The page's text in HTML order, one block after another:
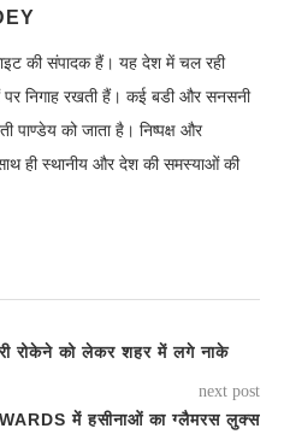
की संपादक हैं। यह देश में चल रही
पर निगाह रखती हैं। कई बडी और सनसनी
को जाता है। निष्पक्ष और
ही स्थानीय और देश की समस्याओं की
रोकेने को लेकर शहर में लगे नाके
next post
में हसीनाओं का ग्लैमरस लुक्स